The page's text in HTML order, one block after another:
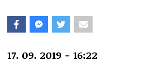
17. 09. 2019 - 16:22